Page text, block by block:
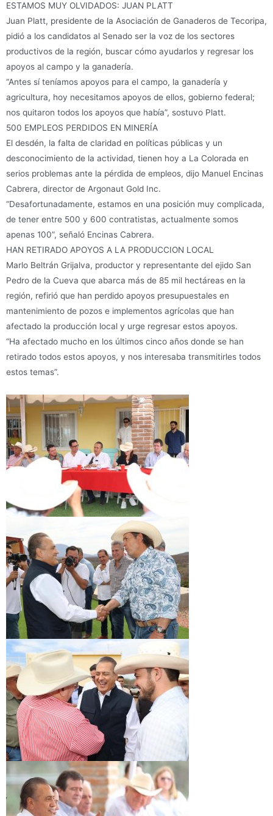
ESTAMOS MUY OLVIDADOS: JUAN PLATT
Juan Platt, presidente de la Asociación de Ganaderos de Tecoripa,
pidió a los candidatos al Senado ser la voz de los sectores
productivos de la región, buscar cómo ayudarlos y regresar los
apoyos al campo y la ganadería.
“Antes sí teníamos apoyos para el campo, la ganadería y
agricultura, hoy necesitamos apoyos de ellos, gobierno federal;
nos quitaron todos los apoyos que había”, sostuvo Platt.
500 EMPLEOS PERDIDOS EN MINERÍA
El desdén, la falta de claridad en políticas públicas y un
desconocimiento de la actividad, tienen hoy a La Colorada en
serios problemas ante la pérdida de empleos, dijo Manuel Encinas
Cabrera, director de Argonaut Gold Inc.
“Desafortunadamente, estamos en una posición muy complicada,
de tener entre 500 y 600 contratistas, actualmente somos
apenas 100”, señaló Encinas Cabrera.
HAN RETIRADO APOYOS A LA PRODUCCION LOCAL
Marlo Beltrán Grijalva, productor y representante del ejido San
Pedro de la Cueva que abarca más de 85 mil hectáreas en la
región, refirió que han perdido apoyos presupuestales en
mantenimiento de pozos e implementos agrícolas que han
afectado la producción local y urge regresar estos apoyos.
“Ha afectado mucho en los últimos cinco años donde se han
retirado todos estos apoyos, y nos interesaba transmitirles todos
estos temas”.